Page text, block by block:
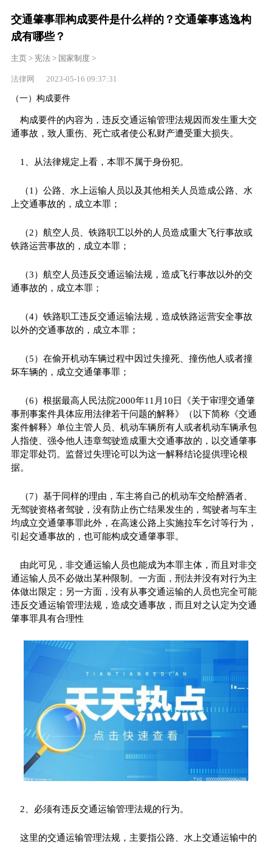
交通肇事罪构成要件是什么样的？交通肇事逃逸构
成有哪些？
主页> 宪法> 国家制度>
法律网 2023-05-16 09:37:31
（一）构成要件
构成要件的内容为，违反交通运输管理法规因而发生重大交
通事故，致人重伤、死亡或者使公私财产遭受重大损失。
1、从法律规定上看，本罪不属于身份犯。
（1）公路、水上运输人员以及其他相关人员造成公路、水
上交通事故的，成立本罪；
（2）航空人员、铁路职工以外的人员造成重大飞行事故或
铁路运营事故的，成立本罪；
（3）航空人员违反交通运输法规，造成飞行事故以外的交
通事故的，成立本罪；
（4）铁路职工违反交通运输法规，造成铁路运营安全事故
以外的交通事故的，成立本罪；
（5）在偷开机动车辆过程中因过失撞死、撞伤他人或者撞
坏车辆的，成立交通肇事罪；
（6）根据最高人民法院2000年11月10日《关于审理交通肇
事刑事案件具体应用法律若干问题的解释》（以下简称《交通
案件解释》单位主管人员、机动车辆所有人或者机动车辆承包
人指使、强令他人违章驾驶造成重大交通事故的，以交通肇事
罪定罪处罚。监督过失理论可以为这一解释结论提供理论根
据。
（7）基于同样的理由，车主将自己的机动车交给醉酒者、
无驾驶资格者驾驶，没有防止伤亡结果发生的，驾驶者与车主
均成立交通肇事罪此外，在高速公路上实施拉车乞讨等行为，
引起交通事故的，也可能构成交通肇事罪。
由此可见，非交通运输人员也能成为本罪主体，而且对非交
通运输人员不必做出某种限制。一方面，刑法并没有对行为主
体做出限定；另一方面，没有从事交通运输的人员也完全可能
违反交通运输管理法规，造成交通事故，而且对之认定为交通
肇事罪具有合理性
2、必须有违反交通运输管理法规的行为。
这里的交通运输管理法规，主要指公路、水上交通运输中的